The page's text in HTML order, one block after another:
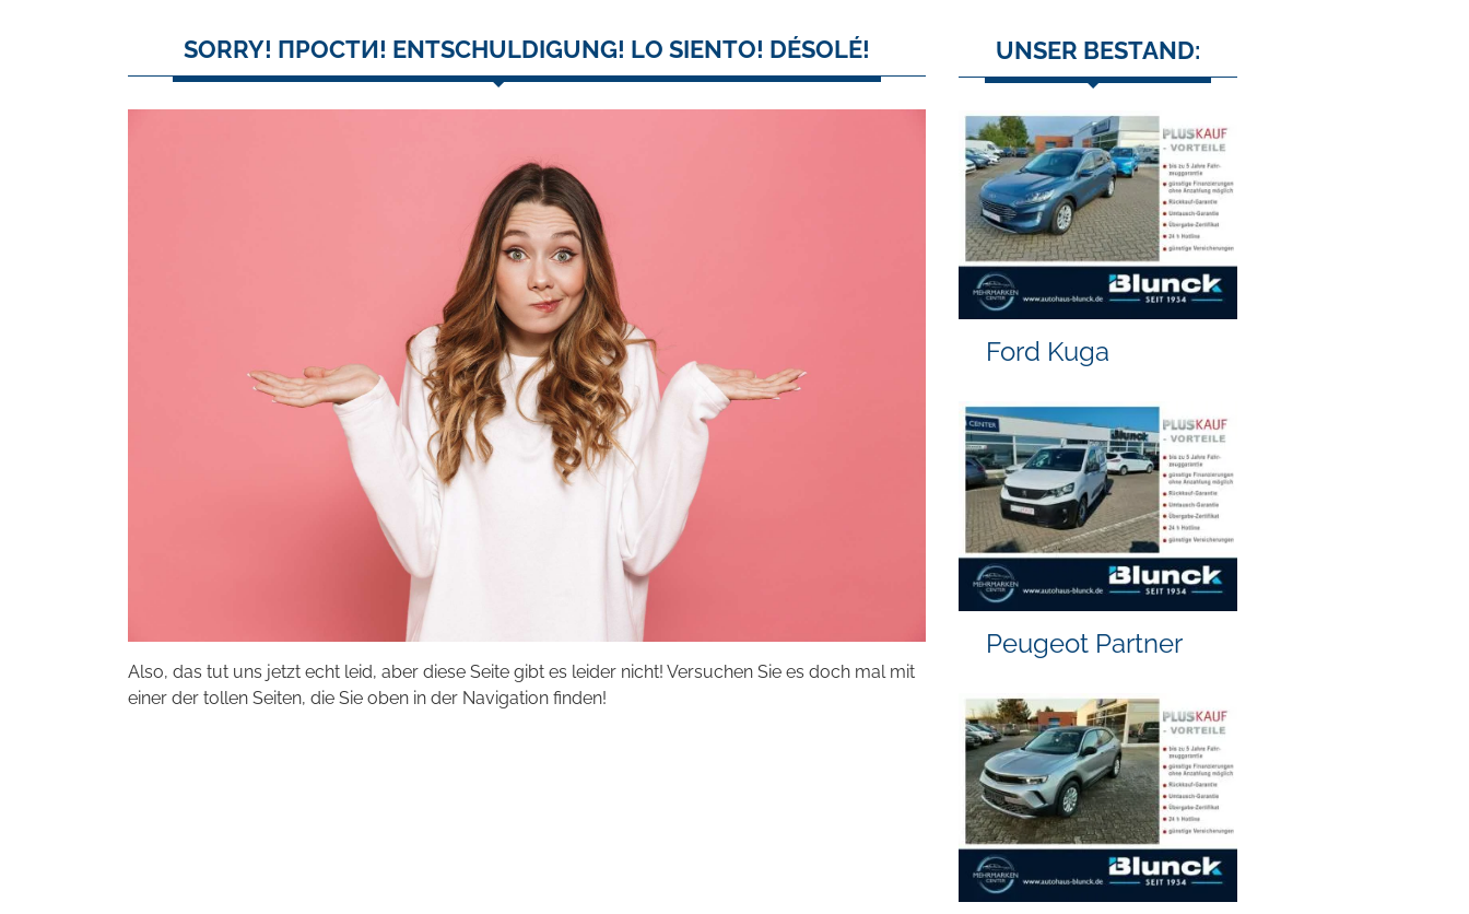
SORRY! ПРОСТИ! ENTSCHULDIGUNG! LO SIENTO! DÉSOLÉ!
Also, das tut uns jetzt echt leid, aber diese Seite gibt es leider nicht! Versuchen Sie es doch mal mit
einer der tollen Seiten, die Sie oben in der Navigation finden!
UNSER BESTAND:
Ford Kuga
Peugeot Partner